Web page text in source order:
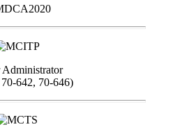
Administrator
642, 70-646)